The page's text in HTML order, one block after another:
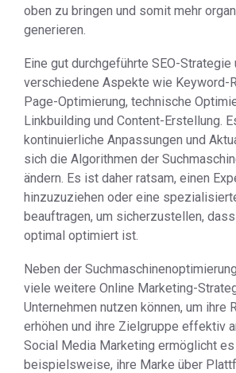
oben zu bringen und somit mehr
generieren.
Eine gut durchgeführte SEO-
verschiedene Aspekte wie Keyword-
Page-Optimierung, technische
Linkbuilding und Content-Erstellung.
kontinuierliche Anpassungen und
sich die Algorithmen der
ändern. Es ist daher ratsam, einen
hinzuzuziehen oder eine
beauftragen, um sicherzustellen,
optimal optimiert ist.
Neben der
viele weitere Online Marketing-
Unternehmen nutzen können, um ihre
erhöhen und ihre Zielgruppe effektiv
Social Media Marketing ermöglicht es
beispielsweise, ihre Marke über